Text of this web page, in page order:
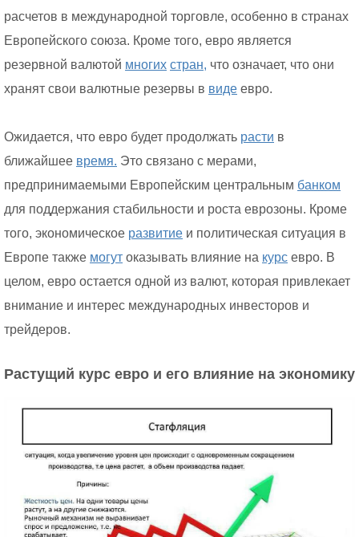
расчетов в международной торговле, особенно в странах
Европейского союза. Кроме того, евро является
резервной валютой многих стран, что означает, что они
хранят свои валютные резервы в виде евро.
Ожидается, что евро будет продолжать расти в
ближайшее время. Это связано с мерами,
предпринимаемыми Европейским центральным банком
для поддержания стабильности и роста еврозоны. Кроме
того, экономическое развитие и политическая ситуация в
Европе также могут оказывать влияние на курс евро. В
целом, евро остается одной из валют, которая привлекает
внимание и интерес международных инвесторов и
трейдеров.
Растущий курс евро и его влияние на экономику